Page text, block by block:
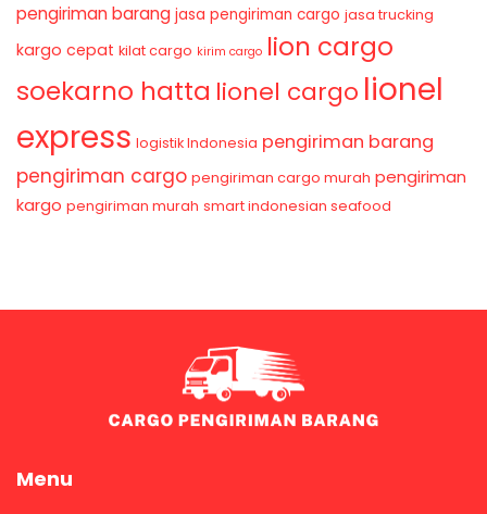
pengiriman barang jasa pengiriman cargo jasa trucking
kargo cepat kilat cargo kirim cargo lion cargo
soekarno hatta lionel cargo lionel
express logistik Indonesia pengiriman barang
pengiriman cargo pengiriman cargo murah pengiriman
kargo pengiriman murah smart indonesian seafood
Menu